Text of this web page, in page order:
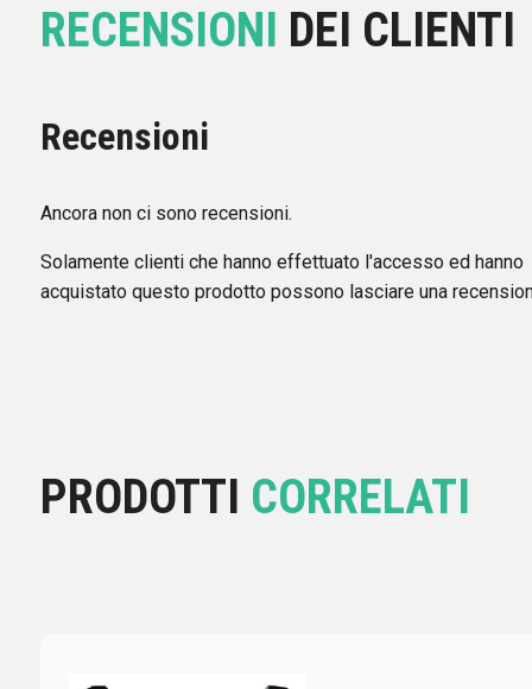
RECENSIONI DEI CLIENTI
Recensioni
Ancora non ci sono recensioni.
Solamente clienti che hanno effettuato l'accesso ed hanno
acquistato questo prodotto possono lasciare una
PRODOTTI CORRELATI